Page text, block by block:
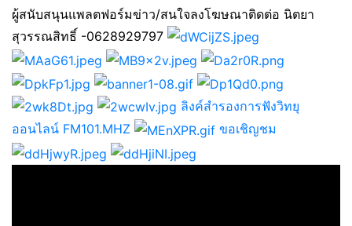
ผู้สนับสนุนแพลตฟอร์มข่าว/สนใจลงโฆษณาติดต่อ นิตยา
สุวรรณสิทธิ์ -0628929797
ลิงค์สำรองการฟังวิทยุ
ออนไลน์ FM101.MHZ
ขอเชิญชม